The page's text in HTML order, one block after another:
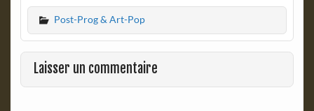
c
e
b
o
o
k
i
n
t
F
r
e
Post-Prog & Art-Pop
Laisser un commentaire